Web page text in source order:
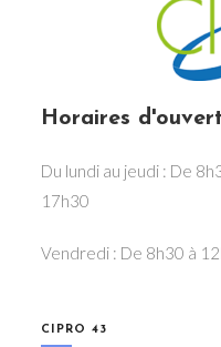
Horaires
Du lundi au jeudi : De
17h30
Vendredi : De 8h30 à
CIPRO 43